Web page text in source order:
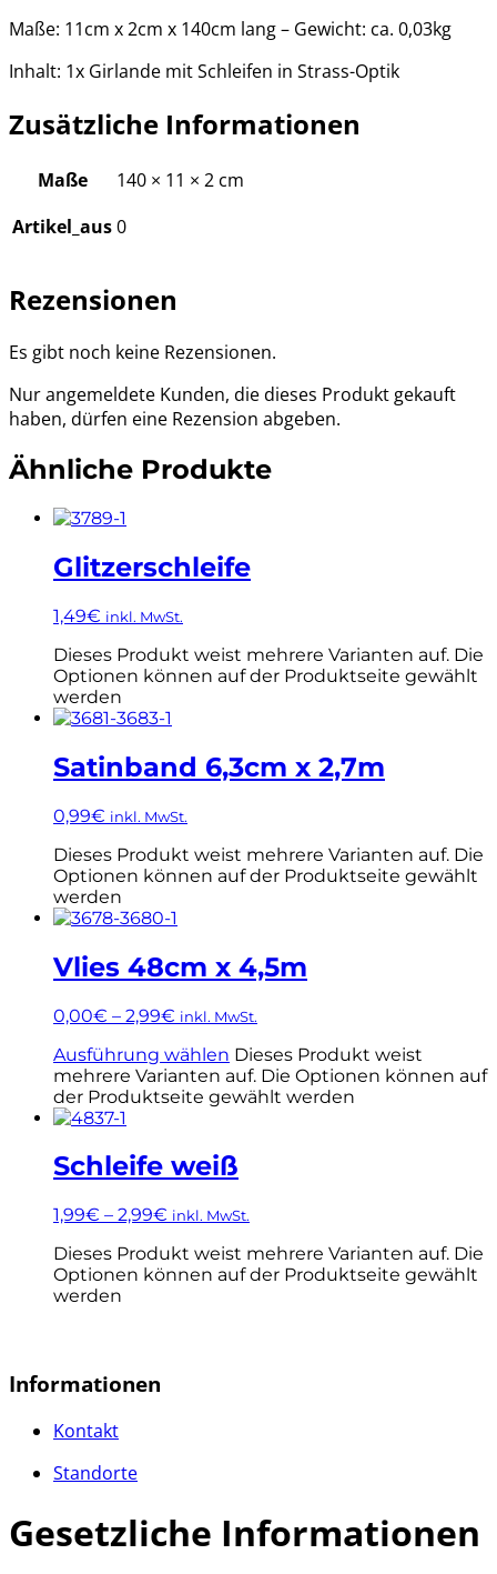
Maße: 11cm x 2cm x 140cm lang – Gewicht: ca. 0,03kg
Inhalt: 1x Girlande mit Schleifen in Strass-Optik
Zusätzliche Informationen
Maße
140 × 11 × 2 cm
Artikel_aus0
Rezensionen
Es gibt noch keine Rezensionen.
Nur angemeldete Kunden, die dieses Produkt gekauft
haben, dürfen eine Rezension abgeben.
Ähnliche Produkte
Glitzerschleife
1,49€ inkl. MwSt.
Dieses Produkt weist mehrere Varianten auf. Die
Optionen können auf der Produktseite gewählt
werden
Satinband 6,3cm x 2,7m
0,99€ inkl. MwSt.
Dieses Produkt weist mehrere Varianten auf. Die
Optionen können auf der Produktseite gewählt
werden
Vlies 48cm x 4,5m
0,00€ – 2,99€ inkl. MwSt.
Ausführung wählen Dieses Produkt weist
mehrere Varianten auf. Die Optionen können auf
der Produktseite gewählt werden
Schleife weiß
1,99€ – 2,99€ inkl. MwSt.
Dieses Produkt weist mehrere Varianten auf. Die
Optionen können auf der Produktseite gewählt
werden
Informationen
Kontakt
Standorte
Gesetzliche Informationen